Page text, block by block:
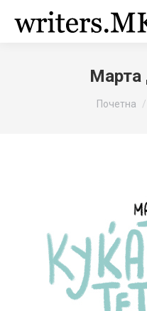
Марта
You are
Почетна